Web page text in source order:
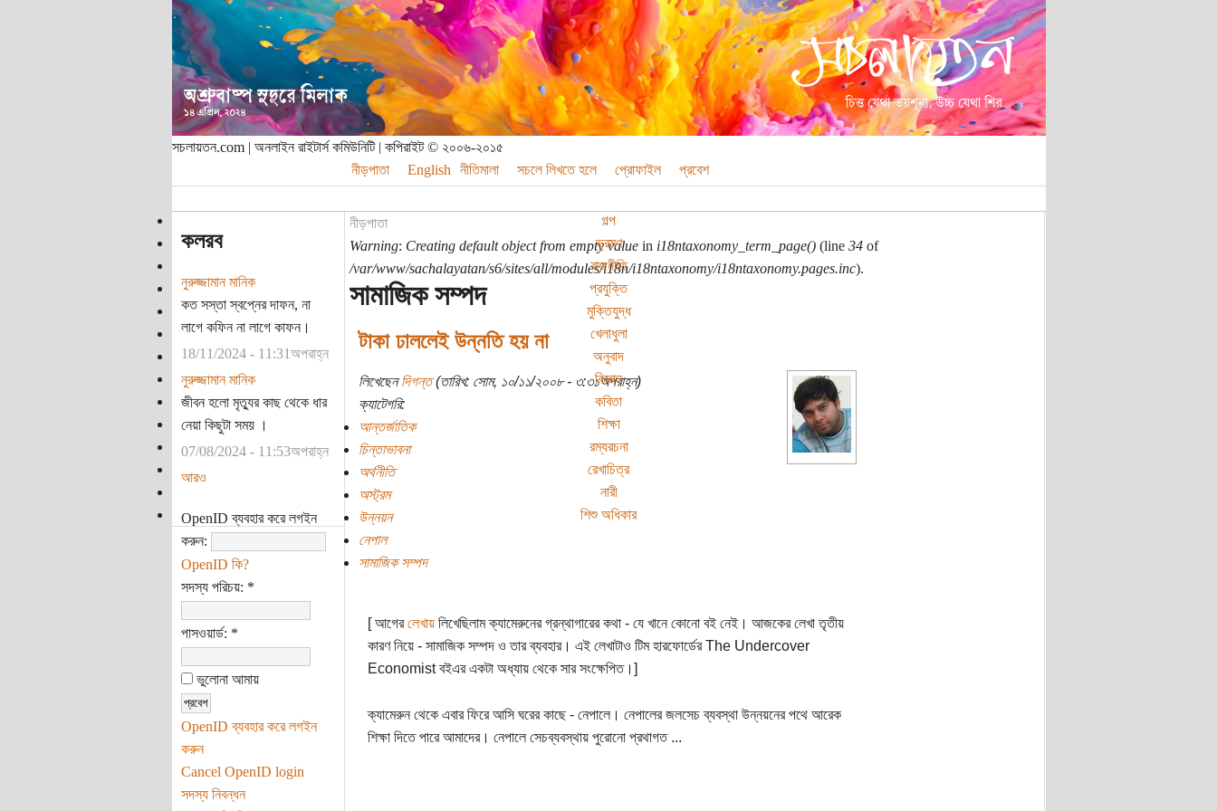
সচলায়তন.com | অনলাইন রাইটার্স কমিউনিটি | কপিরাইট © ২০০৬-২০১৫
নীড়পাতা
English নীতিমালা সচলে লিখতে হলে প্রোফাইল প্রবেশ
গল্প
ভ্রমণ
রাজনীতি
প্রযুক্তি
মুক্তিযুদ্ধ
খেলাধুলা
অনুবাদ
বিজ্ঞান
কবিতা
শিক্ষা
রম্যরচনা
রেখাচিত্র
নারী
শিশু অধিকার
কলরব
নুরুজ্জামান মানিক
কত সস্তা স্বপ্নের দাফন, না
লাগে কফিন না লাগে কাফন।
18/11/2024 - 11:31অপরাহ্ন
নুরুজ্জামান মানিক
জীবন হলো মৃত্যুর কাছ থেকে ধার
নেয়া কিছুটা সময় ।
07/08/2024 - 11:53অপরাহ্ন
আরও
OpenID ব্যবহার করে লগইন
করুন:
OpenID কি?
সদস্য পরিচয়: *
পাসওয়ার্ড: *
ভুলোনা আমায়
OpenID ব্যবহার করে লগইন
করুন
Cancel OpenID login
সদস্য নিবন্ধন
নীড়পাতা
Warning: Creating default object from empty valuein i18ntaxonomy_term_page()(line 34of
/var/www/sachalayatan/s6/sites/all/modules/i18n/i18ntaxonomy/i18ntaxonomy.pages.inc).
সামাজিক সম্পদ
টাকা ঢাললেই উন্নতি হয় না
লিখেছেনদিগন্ত(তারিখ: সোম, ১০/১১/২০০৮ - ৩:৩১অপরাহ্ন)
ক্যাটেগরি:
আন্তর্জাতিক
চিন্তাভাবনা
অর্থনীতি
অস্ট্রম
উন্নয়ন
নেপাল
সামাজিক সম্পদ
[ আগেরলেখায়লিখেছিলাম ক্যামেরুনের গ্রন্থাগারের কথা - যে খানে কোনো বই নেই। আজকের লেখা তৃতীয়
কারণ নিয়ে - সামাজিক সম্পদ ও তার ব্যবহার। এই লেখাটাও টিম হারফোর্ডের The Undercover
Economist বইএর একটা অধ্যায় থেকে সার সংক্ষেপিত।]
ক্যামেরুন থেকে এবার ফিরে আসি ঘরের কাছে - নেপালে। নেপালের জলসেচ ব্যবস্থা উন্নয়নের পথে আরেক
শিক্ষা দিতে পারে আমাদের। নেপালে সেচব্যবস্থায় পুরোনো প্রথাগত ...